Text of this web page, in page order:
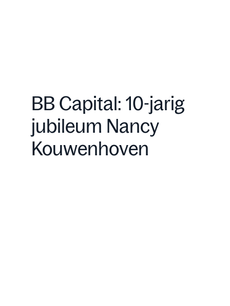
BB Capital: 10-jarig
jubileum Nancy
Kouwenhoven